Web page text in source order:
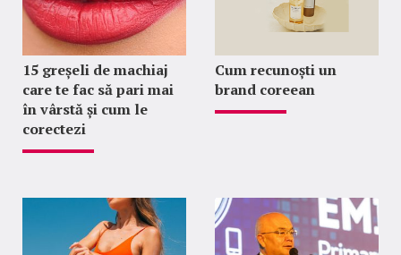
15 greșeli de machiaj
care te fac să pari mai
în vârstă și cum le
corectezi
Cum recunoști un
brand coreean